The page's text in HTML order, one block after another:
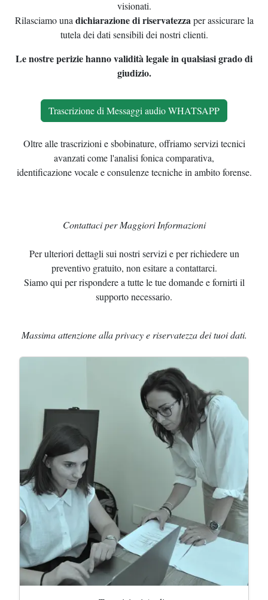
visionati.
Rilasciamo una dichiarazione di riservatezza per assicurare la
tutela dei dati sensibili dei nostri clienti.
Le nostre perizie hanno validità legale in qualsiasi grado di
giudizio.
Trascrizione di Messaggi audio WHATSAPP
Oltre alle trascrizioni e sbobinature, offriamo servizi tecnici
avanzati come l'analisi fonica comparativa,
identificazione vocale e consulenze tecniche in ambito forense.
Contattaci per Maggiori Informazioni
Per ulteriori dettagli sui nostri servizi e per richiedere un
preventivo gratuito, non esitare a contattarci.
Siamo qui per rispondere a tutte le tue domande e fornirti il
supporto necessario.
Massima attenzione alla privacy e riservatezza dei tuoi dati.